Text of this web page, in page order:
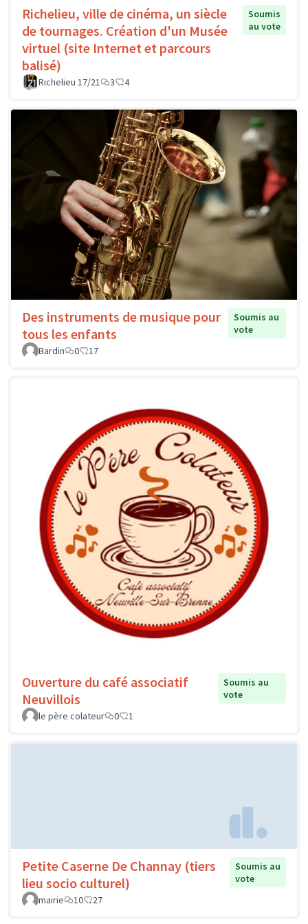
Richelieu, ville de cinéma, un siècle
de tournages. Création d'un Musée
virtuel (site Internet et parcours
balisé)
Soumis
au vote
Richelieu 17/21 3 4
Des instruments de musique pour
tous les enfants
Soumis au
vote
Bardin
0 17
Ouverture du café associatif
Neuvillois
Soumis au
vote
le père colateur
0 1
Petite Caserne De Channay (tiers
lieu socio culturel)
Soumis au
vote
mairie
10 27